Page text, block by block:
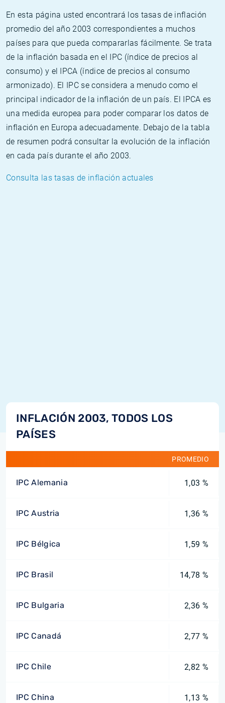
En esta página usted encontrará los tasas de inflación
promedio del año 2003 correspondientes a muchos
países para que pueda compararlas fácilmente. Se trata
de la inflación basada en el IPC (índice de precios al
consumo) y el IPCA (índice de precios al consumo
armonizado). El IPC se considera a menudo como el
principal indicador de la inflación de un país. El IPCA es
una medida europea para poder comparar los datos de
inflación en Europa adecuadamente. Debajo de la tabla
de resumen podrá consultar la evolución de la inflación
en cada país durante el año 2003.
Consulta las tasas de inflación actuales
INFLACIÓN 2003, TODOS LOS
PAÍSES
PROMEDIO
IPC Alemania 1,03 %
IPC Austria 1,36 %
IPC Bélgica 1,59 %
IPC Brasil 14,78 %
IPC Bulgaria 2,36 %
IPC Canadá 2,77 %
IPC Chile 2,82 %
IPC China 1,13 %